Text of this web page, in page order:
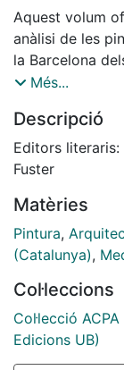
Aquest volum
anàlisi de les
la Barcelona
estudi sobre
com ara Nàpols
Architectura
compendis més
arquitecte,
deixar enrere el
l’harmonia, la
plasticitat de
obliqües. A
implementats a
Caramuel,
Més...
Descripció
Editors literaris:
Fuster
Matèries
Pintura,
(Catalunya),
Col·leccions
Col·lecció
Edicions UB)